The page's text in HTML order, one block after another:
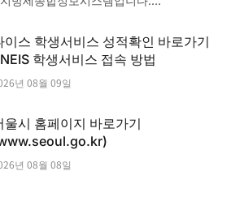
이스 학생서비스 성적확인 바로가기
| NEIS 학생서비스 접속 방법
년 08월 09일
울시 홈페이지 바로가기
년 08월 08일